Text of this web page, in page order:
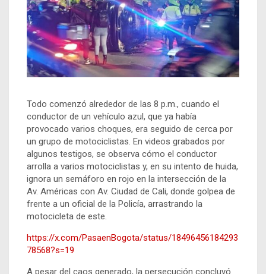
Todo comenzó alrededor de las 8 p.m., cuando el
conductor de un vehículo azul, que ya había
provocado varios choques, era seguido de cerca por
un grupo de motociclistas. En videos grabados por
algunos testigos, se observa cómo el conductor
arrolla a varios motociclistas y, en su intento de huida,
ignora un semáforo en rojo en la intersección de la
Av. Américas con Av. Ciudad de Cali, donde golpea de
frente a un oficial de la Policía, arrastrando la
motocicleta de este.
https://x.com/PasaenBogota/status/18496456184293
78568?s=19
A pesar del caos generado, la persecución concluyó